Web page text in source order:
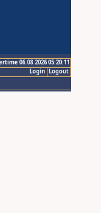
06.08.2026 05:20:11
Logout
Login